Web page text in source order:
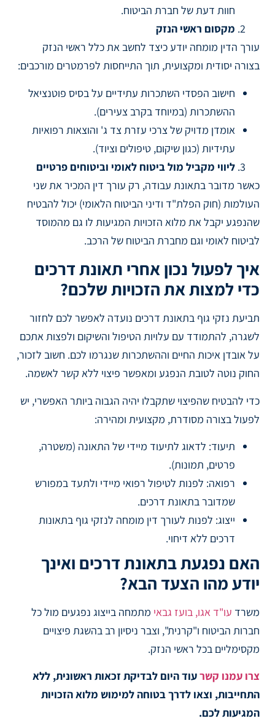
חוות דעת של חברת הביטוח.
מקסום ראשי הנזק
עורך הדין מומחה יודע כיצד לחשב את כלל ראשי הנזק
בצורה יסודית ומקצועית, תוך התייחסות לפרמטרים מורכבים:
חישוב הפסדי השתכרות עתידיים על בסיס פוטנציאל
ההשתכרות (במיוחד בקרב צעירים).
אומדן מדויק של צרכי עזרת צד ג' והוצאות רפואיות
עתידיות (כגון שיקום, טיפולים וציוד).
ליווי מקביל מול ביטוח לאומי וביטוחים פרטיים
כאשר מדובר בתאונת עבודה, רק עורך דין המכיר את שני
העולמות (חוק הפלת"ד ודיני הביטוח הלאומי) יכול להבטיח
שהנפגע יקבל את מלוא הזכויות המגיעות לו גם מהמוסד
לביטוח לאומי וגם מחברת הביטוח של הרכב.
איך לפעול נכון אחרי תאונת דרכים
כדי למצות את הזכויות שלכם?
תביעת נזקי גוף בתאונת דרכים נועדה לאפשר לכם לחזור
לשגרה, להתמודד עם עלויות הטיפול והשיקום ולפצות אתכם
על אובדן איכות החיים וההשתכרות שנגרמו לכם. חשוב לזכור,
החוק נוטה לטובת הנפגע ומאפשר פיצוי ללא קשר לאשמה.
כדי להבטיח שהפיצוי שתקבלו יהיה הגבוה ביותר האפשרי, יש
לפעול בצורה מסודרת, מקצועית ומהירה:
תיעוד: לדאוג לתיעוד מיידי של התאונה (משטרה,
פרטים, תמונות).
רפואה: לפנות לטיפול רפואי מיידי ולתעד במפורש
שמדובר בתאונת דרכים.
ייצוג: לפנות לעורך דין מומחה לנזקי גוף בתאונות
דרכים ללא דיחוי.
האם נפגעת בתאונת דרכים ואינך
יודע מהו הצעד הבא?
משרד עו"ד אגו, בועז גבאי מתמחה בייצוג נפגעים מול כל
חברות הביטוח ו"קרנית", וצבר ניסיון רב בהשגת פיצויים
מקסימליים בכל ראשי הנזק.
צרו עמנו קשרעוד היום לבדיקת זכאות ראשונית, ללא
התחייבות, וצאו לדרך בטוחה למימוש מלוא הזכויות
המגיעות לכם.